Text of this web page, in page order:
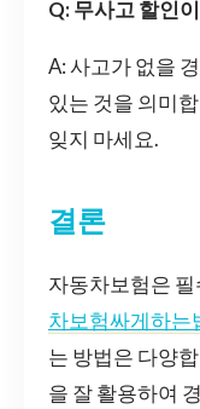
Q: 무사고 할인
A: 사고가 없을
있는 것을 의미
잊지 마세요.
결론
자동차보험은
차보험싸게하는
는 방법은 다양
을 잘 활용하여